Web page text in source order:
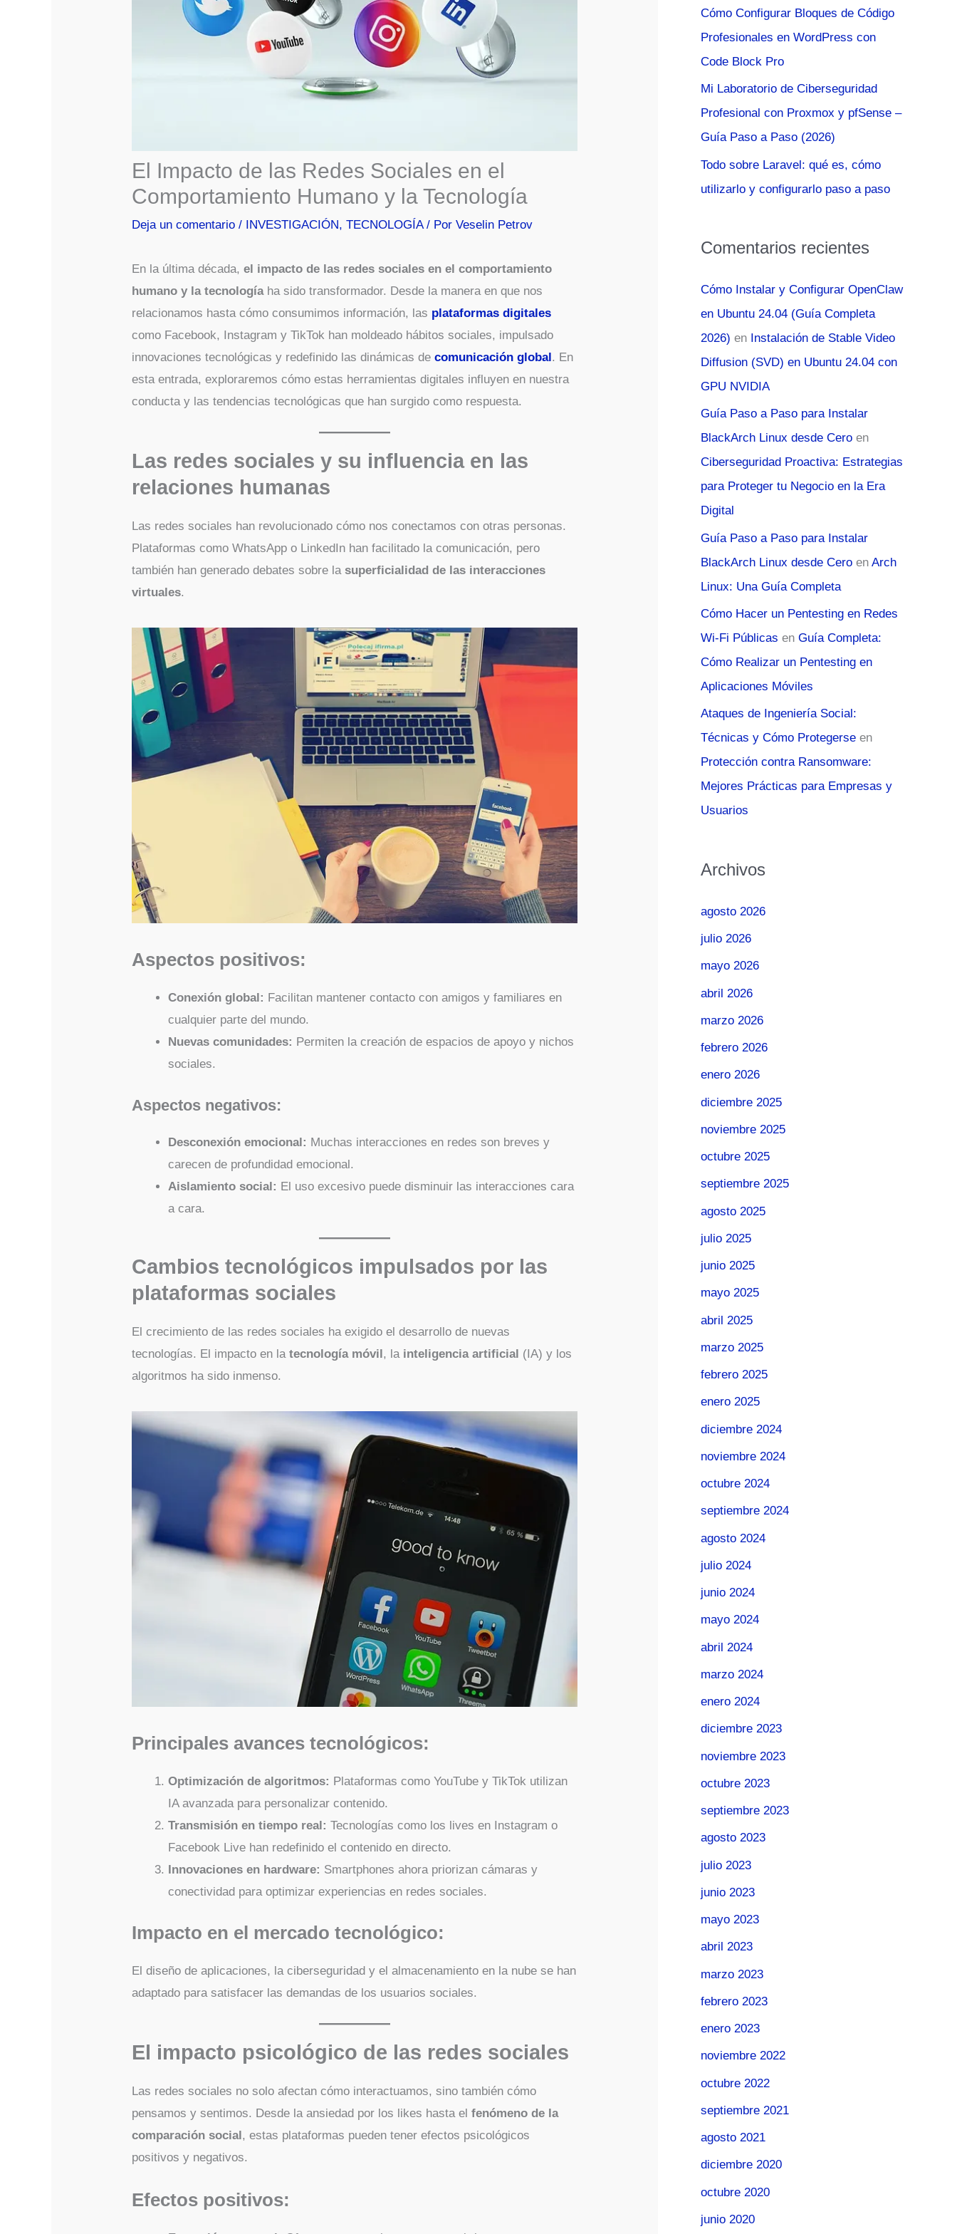
El Impacto de las Redes Sociales en el
Comportamiento Humano y la Tecnología
Deja un comentario / INVESTIGACIÓN,TECNOLOGÍA/ PorVeselin Petrov
En la última década,el impacto de las redes sociales en el comportamiento
humano y la tecnologíaha sido transformador. Desde la manera en que nos
relacionamos hasta cómo consumimos información, las plataformas digitales
como Facebook, Instagram y TikTok han moldeado hábitos sociales, impulsado
innovaciones tecnológicas y redefinido las dinámicas decomunicación global. En
esta entrada, exploraremos cómo estas herramientas digitales influyen en nuestra
conducta y las tendencias tecnológicas que han surgido como respuesta.
Las redes sociales y su influencia en las
relaciones humanas
Las redes sociales han revolucionado cómo nos conectamos con otras personas.
Plataformas como WhatsApp o LinkedIn han facilitado la comunicación, pero
también han generado debates sobre la superficialidad de las interacciones
virtuales.
Aspectos positivos:
Conexión global: Facilitan mantener contacto con amigos y familiares en
cualquier parte del mundo.
Nuevas comunidades: Permiten la creación de espacios de apoyo y nichos
sociales.
Aspectos negativos:
Desconexión emocional: Muchas interacciones en redes son breves y
carecen de profundidad emocional.
Aislamiento social: El uso excesivo puede disminuir las interacciones cara
a cara.
Cambios tecnológicos impulsados por las
plataformas sociales
El crecimiento de las redes sociales ha exigido el desarrollo de nuevas
tecnologías. El impacto en latecnología móvil , la inteligencia artificial (IA) y los
algoritmos ha sido inmenso.
Principales avances tecnológicos:
Optimización de algoritmos: Plataformas como YouTube y TikTok utilizan
IA avanzada para personalizar contenido.
Transmisión en tiempo real: Tecnologías como los lives en Instagram o
Facebook Live han redefinido el contenido en directo.
Innovaciones en hardware: Smartphones ahora priorizan cámaras y
conectividad para optimizar experiencias en redes sociales.
Impacto en el mercado tecnológico:
El diseño de aplicaciones, la ciberseguridad y el almacenamiento en la nube se han
adaptado para satisfacer las demandas de los usuarios sociales.
El impacto psicológico de las redes sociales
Las redes sociales no solo afectan cómo interactuamos, sino también cómo
pensamos y sentimos. Desde la ansiedad por los likes hasta elfenómeno de la
comparación social , estas plataformas pueden tener efectos psicológicos
positivos y negativos.
Efectos positivos:
:
Cómo Configurar Bloques de Código
Profesionales en WordPress con
Code Block Pro
Mi Laboratorio de Ciberseguridad
Profesional con Proxmox y pfSense –
Guía Paso a Paso (2026)
Todo sobre Laravel: qué es, cómo
utilizarlo y configurarlo paso a paso
Comentarios recientes
Cómo Instalar y Configurar OpenClaw
en Ubuntu 24.04 (Guía Completa
2026) en Instalación de Stable Video
Diffusion (SVD) en Ubuntu 24.04 con
GPU NVIDIA
Guía Paso a Paso para Instalar
BlackArch Linux desde Cero en
Ciberseguridad Proactiva: Estrategias
para Proteger tu Negocio en la Era
Digital
Guía Paso a Paso para Instalar
BlackArch Linux desde Cero en Arch
Linux: Una Guía Completa
Cómo Hacer un Pentesting en Redes
Wi-Fi Públicas en Guía Completa:
Cómo Realizar un Pentesting en
Aplicaciones Móviles
Ataques de Ingeniería Social:
Técnicas y Cómo Protegerse en
Protección contra Ransomware:
Mejores Prácticas para Empresas y
Usuarios
Archivos
agosto 2026
julio 2026
mayo 2026
abril 2026
marzo 2026
febrero 2026
enero 2026
diciembre 2025
noviembre 2025
octubre 2025
septiembre 2025
agosto 2025
julio 2025
junio 2025
mayo 2025
abril 2025
marzo 2025
febrero 2025
enero 2025
diciembre 2024
noviembre 2024
octubre 2024
septiembre 2024
agosto 2024
julio 2024
junio 2024
mayo 2024
abril 2024
marzo 2024
enero 2024
diciembre 2023
noviembre 2023
octubre 2023
septiembre 2023
agosto 2023
julio 2023
junio 2023
mayo 2023
abril 2023
marzo 2023
febrero 2023
enero 2023
noviembre 2022
octubre 2022
septiembre 2021
agosto 2021
diciembre 2020
octubre 2020
junio 2020